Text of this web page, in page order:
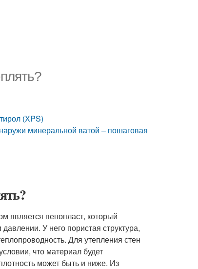
(XPS)
минеральной ватой – пошаговая
является пенопласт, который
У него пористая структура,
Для утепления стен
что материал будет
может быть и ниже. Из